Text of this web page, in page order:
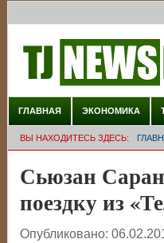
ГЛАВНАЯ ЭКОНОМИКА
ВЫ НАХОДИТЕСЬ ЗДЕСЬ:
Сьюзан
поездку из
Опубликовано: